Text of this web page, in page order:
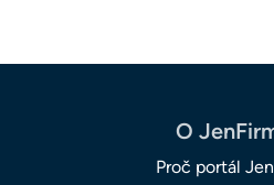
O
Proč portál